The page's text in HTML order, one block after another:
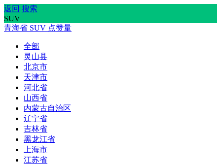
返回 搜索
SUV
青海省 SUV 点赞量
全部
灵山县
北京市
天津市
河北省
山西省
内蒙古自治区
辽宁省
吉林省
黑龙江省
上海市
江苏省